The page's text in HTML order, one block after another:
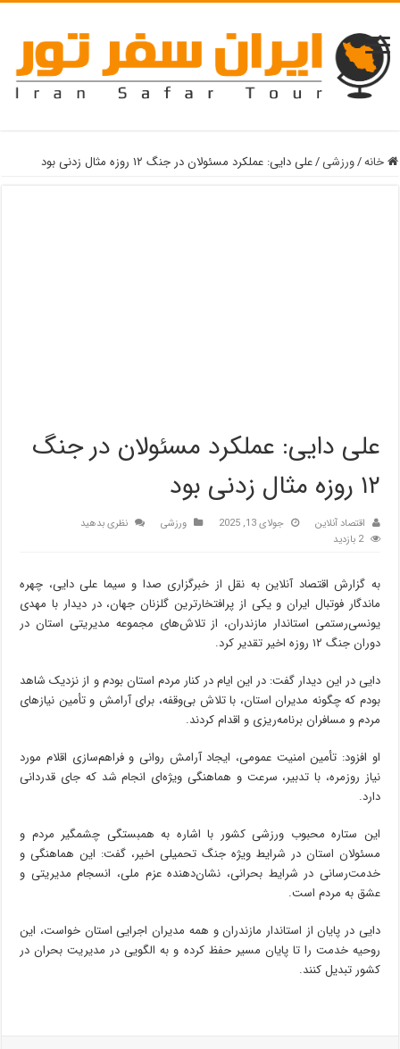
خانه/ورزشی /علی دایی: عملکرد مسئولان در جنگ ۱۲ روزه مثال زدنی بود
علی دایی: عملکرد مسئولان در جنگ
۱۲ روزه مثال زدنی بود
اقتصاد آنلاین جولای 13, 2025 ورزشی
نظری بدهید
2 بازدید
به گزارش اقتصاد آنلاین به نقل از خبرگزاری صدا و سیما علی دایی، چهره
ماندگار فوتبال ایران و یکی از پرافتخارترین گلزنان جهان، در دیدار با مهدی
یونسی‌رستمی استاندار مازندران، از تلاش‌های مجموعه مدیریتی استان در
دوران جنگ ۱۲ روزه اخیر تقدیر کرد.
دایی در این دیدار گفت: در این ایام در کنار مردم استان بودم و از نزدیک شاهد
بودم که چگونه مدیران استان، با تلاش بی‌وقفه، برای آرامش و تأمین نیازهای
مردم و مسافران برنامه‌ریزی و اقدام کردند.
او افزود: تأمین امنیت عمومی، ایجاد آرامش روانی و فراهم‌سازی اقلام مورد
نیاز روزمره، با تدبیر، سرعت و هماهنگی ویژه‌ای انجام شد که جای قدردانی
دارد.
این ستاره محبوب ورزشی کشور با اشاره به همبستگی چشمگیر مردم و
مسئولان استان در شرایط ویژه جنگ تحمیلی اخیر، گفت: این هماهنگی و
خدمت‌رسانی در شرایط بحرانی، نشان‌دهنده عزم ملی، انسجام مدیریتی و
عشق به مردم است.
دایی در پایان از استاندار مازندران و همه مدیران اجرایی استان خواست، این
روحیه خدمت را تا پایان مسیر حفظ کرده و به الگویی در مدیریت بحران در
کشور تبدیل کنند.